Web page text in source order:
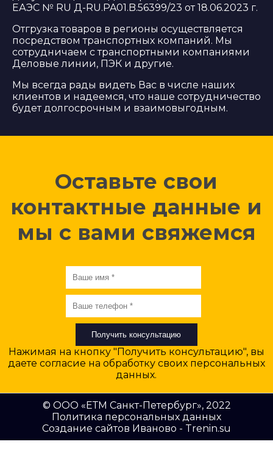
ЕАЭС № RU Д-RU.PA01.B.56399/23 от 18.06.2023 г.
Отгрузка товаров в регионы осуществляется
посредством транспортных компаний. Мы
сотрудничаем с транспортными компаниями
Деловые линии, ПЭК и другие.
Мы всегда рады видеть Вас в числе наших
клиентов и надеемся, что наше сотрудничество
будет долгосрочным и взаимовыгодным.
Оставьте свои
контактные данные и
мы с вами свяжемся
Нажимая на кнопку "Получить консультацию", вы
даете согласие на обработку своих персональных
данных.
© ООО «ЕТМ Санкт-Петербург», 2022
Политика персональных данных
Cоздание сайтов Иваново - Trenin.su